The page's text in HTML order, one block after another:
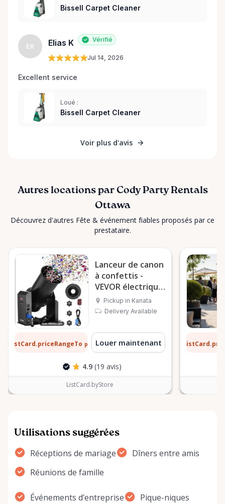
Bissell Carpet Cleaner
EK Elias K Vérifié
Jul 14, 2026
Excellent service
Loué :
Bissell Carpet Cleaner
Voir plus d'avis
Autres locations par Cody Party Rentals
Ottawa
Découvrez d'autres Fête & événement fiables proposés par ce
prestataire.
Lanceur de canon
à confettis -
VEVOR électrique
1500 W
Pickup in Kanata
Delivery Available
ListCard.priceRangeTo par jourLouer maintenant
4.9 (19 avis)
ListCard.byStore
Utilisations suggérées
Réceptions de mariage
Dîners entre amis
Réunions de famille
Événements d’entreprise
Pique-niques